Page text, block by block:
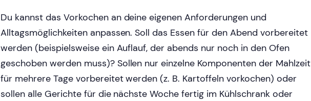
Du kannst das Vorkochen an deine eigenen Anforderungen und
Alltagsmöglichkeiten anpassen. Soll das Essen für den Abend vorbereitet
werden (beispielsweise ein Auflauf, der abends nur noch in den Ofen
geschoben werden muss)? Sollen nur einzelne Komponenten der Mahlzeit
für mehrere Tage vorbereitet werden (z. B. Kartoffeln vorkochen) oder
sollen alle Gerichte für die nächste Woche fertig im Kühlschrank oder